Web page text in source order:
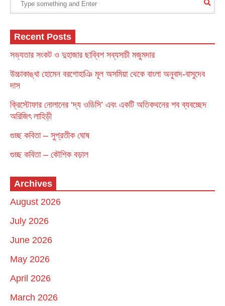
Recent Posts
সভ্যতার সংকট ও দুহাজার ছাব্বিশ সব্যসাচী মজুমদার
উচ্চাকাঙ্খা হোমেন বরগোহাঞি মূল অসমিয়া থেকে বাংলা অনুবাদ-বাসুদেব
দাস
ক্রিস্টোফার নোলানের ‘দ্য ওডিসি’ এবং একটি অতিকথনের শব ব্যবচ্ছেদ
অরিজিৎ লাহিড়ী
গুচ্ছ কবিতা – সুপ্রতীক ঘোষ
গুচ্ছ কবিতা – কৌশিক বড়াল
Archives
August 2026
July 2026
June 2026
May 2026
April 2026
March 2026